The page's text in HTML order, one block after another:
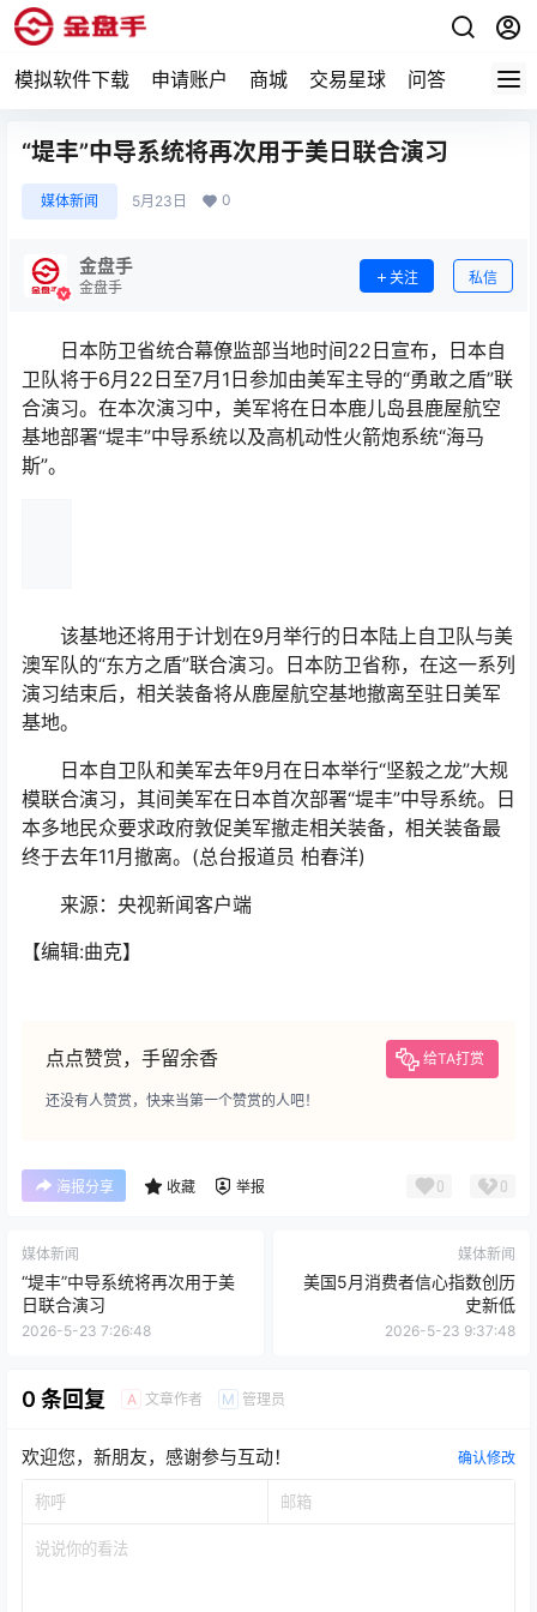
模拟软件下载 申请账户 商城 交易星球 问答 专题
“堤丰”中导系统将再次用于美日联合演习
媒体新闻 5月23日 0
金盘手
金盘手
关注 私信
日本防卫省统合幕僚监部当地时间22日宣布，日本自
卫队将于6月22日至7月1日参加由美军主导的“勇敢之盾”联
合演习。在本次演习中，美军将在日本鹿儿岛县鹿屋航空
基地部署“堤丰”中导系统以及高机动性火箭炮系统“海马
斯”。
该基地还将用于计划在9月举行的日本陆上自卫队与美
澳军队的“东方之盾”联合演习。日本防卫省称，在这一系列
演习结束后，相关装备将从鹿屋航空基地撤离至驻日美军
基地。
日本自卫队和美军去年9月在日本举行“坚毅之龙”大规
模联合演习，其间美军在日本首次部署“堤丰”中导系统。日
本多地民众要求政府敦促美军撤走相关装备，相关装备最
终于去年11月撤离。(总台报道员 柏春洋)
来源：央视新闻客户端
【编辑:曲克】
点点赞赏，手留余香 给TA打赏
还没有人赞赏，快来当第一个赞赏的人吧！
海报分享 收藏 举报 0 0
媒体新闻
“堤丰”中导系统将再次用于美
日联合演习
2026-5-23 7:26:48
媒体新闻
美国5月消费者信心指数创历
史新低
2026-5-23 9:37:48
0 条回复 A 文章作者 M 管理员
欢迎您，新朋友，感谢参与互动！ 确认修改